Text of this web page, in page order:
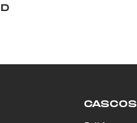
CASCOS